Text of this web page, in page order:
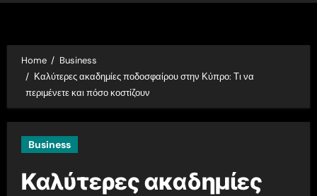
Home
Business
Καλύτερες ακαδημίες ποδοσφαίρου στην Κύπρο: Τι να
περιμένετε και πόσο κοστίζουν
Business
Καλύτερες ακαδημίες